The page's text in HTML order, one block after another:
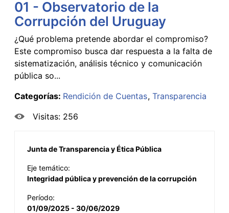
01 - Observatorio de la
Corrupción del Uruguay
¿Qué problema pretende abordar el compromiso?
Este compromiso busca dar respuesta a la falta de
sistematización, análisis técnico y comunicación
pública so...
Categorías: Rendición de Cuentas Transparencia
Visitas: 256
Junta de Transparencia y Ética Pública
Eje temático:
Integridad pública y prevención de la corrupción
Período:
01/09/2025 - 30/06/2029